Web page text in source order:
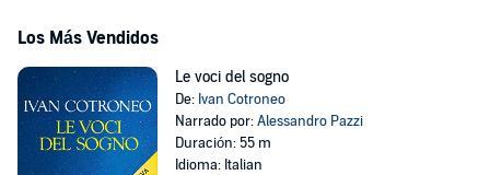
Los Más Vendidos
Le voci del sogno
De: Ivan Cotroneo
Narrado por:Alessandro Pazzi
Duración: 55 m
Idioma: Italian